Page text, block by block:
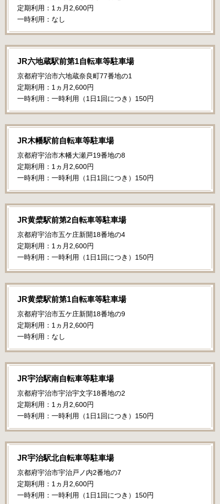
定期利用：1ヵ月2,600円
一時利用：なし
JR六地蔵駅前第1自転車等駐車場
京都府宇治市六地蔵奈良町77番地の1
定期利用：1ヵ月2,600円
一時利用：一時利用（1日1回につき）150円
JR木幡駅前自転車等駐車場
京都府宇治市木幡大瀬戸19番地の8
定期利用：1ヵ月2,600円
一時利用：一時利用（1日1回につき）150円
JR黄檗駅前第2自転車等駐車場
京都府宇治市五ケ庄新開18番地の4
定期利用：1ヵ月2,600円
一時利用：一時利用（1日1回につき）150円
JR黄檗駅前第1自転車等駐車場
京都府宇治市五ケ庄新開18番地の9
定期利用：1ヵ月2,600円
一時利用：なし
JR宇治駅南自転車等駐車場
京都府宇治市宇治宇文字18番地の2
定期利用：1ヵ月2,600円
一時利用：一時利用（1日1回につき）150円
JR宇治駅北自転車等駐車場
京都府宇治市宇治戸ノ内2番地の7
定期利用：1ヵ月2,600円
一時利用：一時利用（1日1回につき）150円